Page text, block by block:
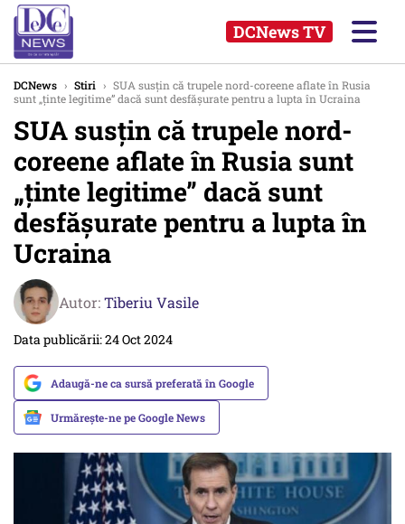
DCNews TV
DCNews › Stiri › SUA susțin că trupele nord-coreene aflate în Rusia
sunt „ținte legitime” dacă sunt desfășurate pentru a lupta în Ucraina
SUA susțin că trupele nord-
coreene aflate în Rusia sunt
„ținte legitime” dacă sunt
desfășurate pentru a lupta în
Ucraina
Autor:Tiberiu Vasile
Data publicării: 24 Oct 2024
Adaugă-ne ca sursă preferată în Google
Urmărește-ne pe Google News